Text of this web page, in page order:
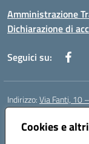
Cookies e
Amministrazione
Dichiarazione di
Seguici su:
Indirizzo:Via Fanti, 10
Centralino:071
Posta elettronica